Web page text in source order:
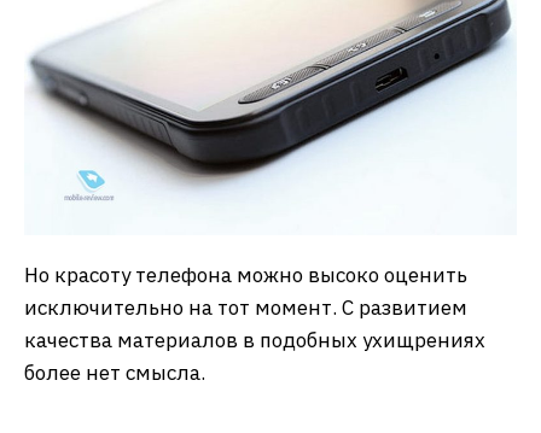
Но красоту телефона можно высоко оценить
исключительно на тот момент. С развитием
качества материалов в подобных ухищрениях
более нет смысла.